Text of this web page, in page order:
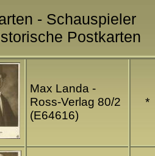
- Schauspieler
Postkarten
Max Landa -
Ross-Verlag 80/2
(E64616)
*